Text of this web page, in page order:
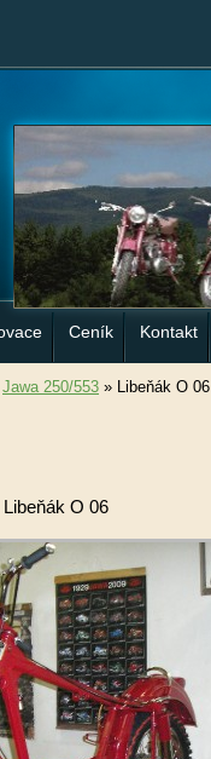
Ceník Kontakt
Jawa 250/553 » Libeňák O 06
Libeňák O 06